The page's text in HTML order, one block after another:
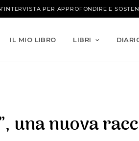
IL MIO LIBRO LIBRI
una nuova